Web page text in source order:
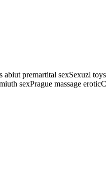
premartital sexSexuzl
sexPrague massage